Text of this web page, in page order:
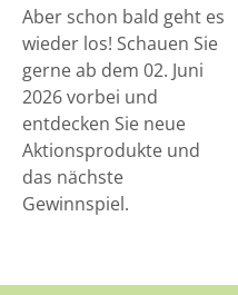
Aber schon bald geht es
wieder los! Schauen Sie
gerne ab dem 02. Juni
2026 vorbei und
entdecken Sie neue
Aktionsprodukte und
das nächste
Gewinnspiel.